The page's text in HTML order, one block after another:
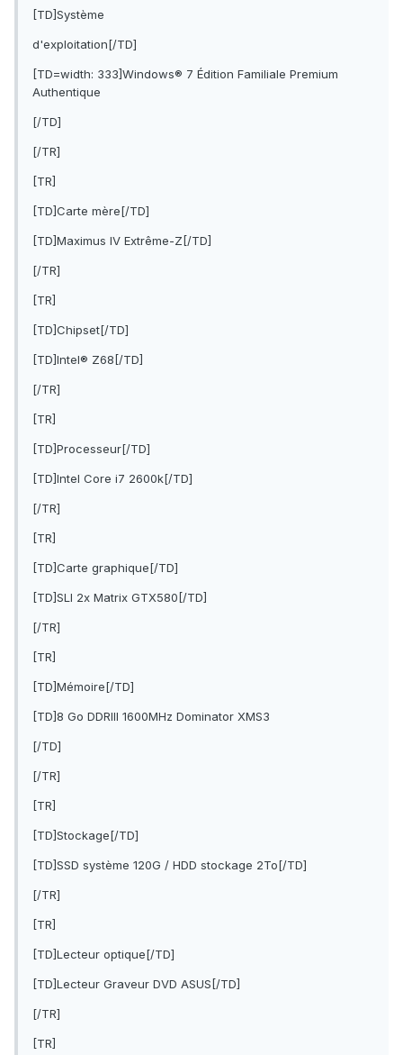
[TD]Système
d'exploitation[/TD]
[TD=width: 333]Windows® 7 Édition Familiale Premium
Authentique
[/TD]
[/TR]
[TR]
[TD]Carte mère[/TD]
[TD]Maximus IV Extrême-Z[/TD]
[/TR]
[TR]
[TD]Chipset[/TD]
[TD]Intel® Z68[/TD]
[/TR]
[TR]
[TD]Processeur[/TD]
[TD]Intel Core i7 2600k[/TD]
[/TR]
[TR]
[TD]Carte graphique[/TD]
[TD]SLI 2x Matrix GTX580[/TD]
[/TR]
[TR]
[TD]Mémoire[/TD]
[TD]8 Go DDRIII 1600MHz Dominator XMS3
[/TD]
[/TR]
[TR]
[TD]Stockage[/TD]
[TD]SSD système 120G / HDD stockage 2To[/TD]
[/TR]
[TR]
[TD]Lecteur optique[/TD]
[TD]Lecteur Graveur DVD ASUS[/TD]
[/TR]
[TR]